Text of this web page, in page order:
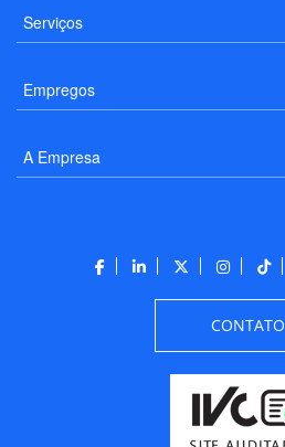
Serviços
Empregos
A Empresa
CONTATO